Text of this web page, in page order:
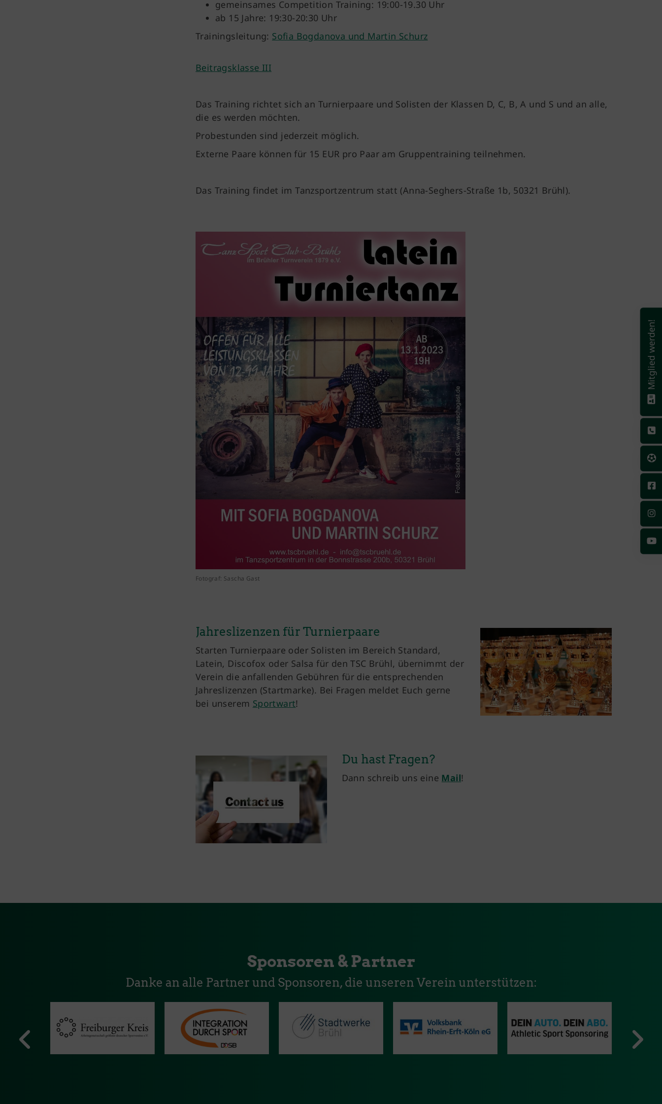
gemeinsames Competition Training: 19:00-19.30 Uhr
ab 15 Jahre: 19:30-20:30 Uhr
Trainingsleitung: Sofia Bogdanova und Martin Schurz
Beitragsklasse III
Das Training richtet sich an Turnierpaare und Solisten der Klassen D, C, B, A und S und an alle,
die es werden möchten.
Probestunden sind jederzeit möglich.
Externe Paare können für 15 EUR pro Paar am Gruppentraining teilnehmen.
Das Training findet im Tanzsportzentrum statt (Anna-Seghers-Straße 1b, 50321 Brühl).
Fotograf: Sascha Gast
Jahreslizenzen für Turnierpaare
Starten Turnierpaare oder Solisten im Bereich Standard,
Latein, Discofox oder Salsa für den TSC Brühl, übernimmt der
Verein die anfallenden Gebühren für die entsprechenden
Jahreslizenzen (Startmarke). Bei Fragen meldet Euch gerne
bei unserem Sportwart!
Du hast Fragen?
Dann schreib uns eine Mail!
Sponsoren & Partner
Danke an alle Partner und Sponsoren, die unseren Verein unterstützen:
Mitglied werden!